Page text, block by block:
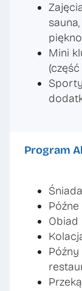
Mini
Program
Późne
Obiad